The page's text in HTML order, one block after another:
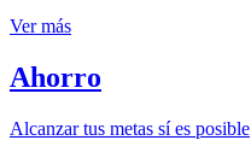
Ver más
Ahorro
Alcanzar tus metas sí es posible